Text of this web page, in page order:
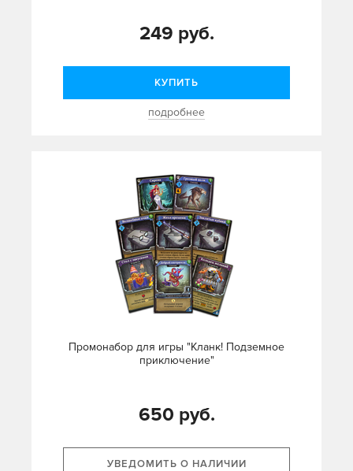
249 руб.
КУПИТЬ
подробнее
Промонабор для игры "Кланк! Подземное
приключение"
650 руб.
УВЕДОМИТЬ О НАЛИЧИИ